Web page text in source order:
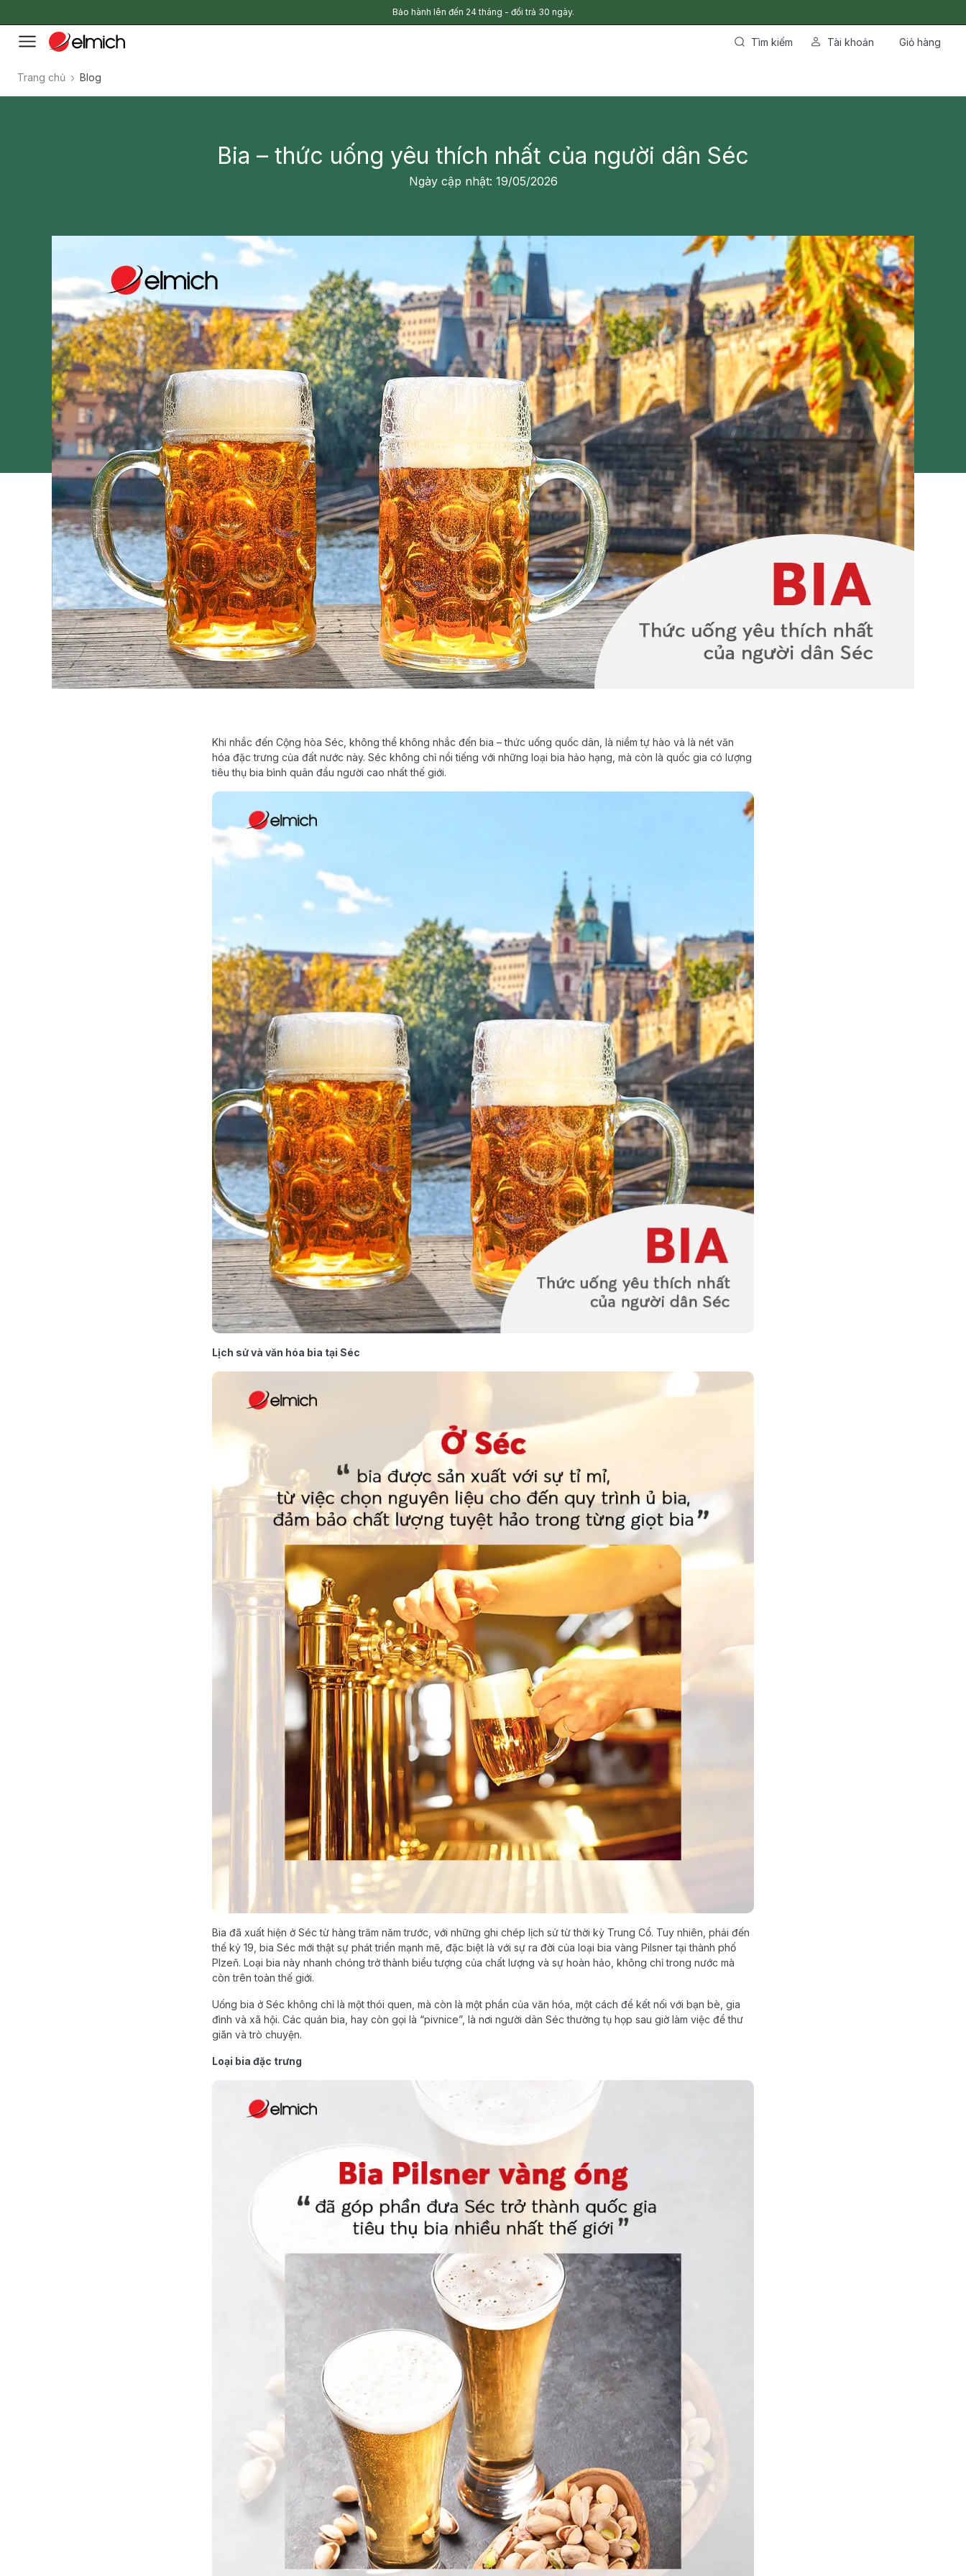
Bảo hành lên đến 24 tháng - đổi trả 30 ngày.
Tìm kiếm Tài khoản Giỏ hàng
Trang chủ Blog
Bia – thức uống yêu thích nhất của người dân Séc
Ngày cập nhật: 19/05/2026
Khi nhắc đến Cộng hòa Séc, không thể không nhắc đến bia – thức uống quốc dân, là niềm tự hào và là nét văn
hóa đặc trưng của đất nước này. Séc không chỉ nổi tiếng với những loại bia hảo hạng, mà còn là quốc gia có lượng
tiêu thụ bia bình quân đầu người cao nhất thế giới.
Lịch sử và văn hóa bia tại Séc
Bia đã xuất hiện ở Séc từ hàng trăm năm trước, với những ghi chép lịch sử từ thời kỳ Trung Cổ. Tuy nhiên, phải đến
thế kỷ 19, bia Séc mới thật sự phát triển mạnh mẽ, đặc biệt là với sự ra đời của loại bia vàng Pilsner tại thành phố
Plzeň. Loại bia này nhanh chóng trở thành biểu tượng của chất lượng và sự hoàn hảo, không chỉ trong nước mà
còn trên toàn thế giới.
Uống bia ở Séc không chỉ là một thói quen, mà còn là một phần của văn hóa, một cách để kết nối với bạn bè, gia
đình và xã hội. Các quán bia, hay còn gọi là “pivnice”, là nơi người dân Séc thường tụ họp sau giờ làm việc để thư
giãn và trò chuyện.
Loại bia đặc trưng